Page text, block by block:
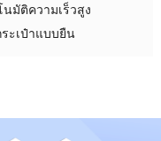
นมัติความเร็วสูง
ระเป๋าแบบยืน